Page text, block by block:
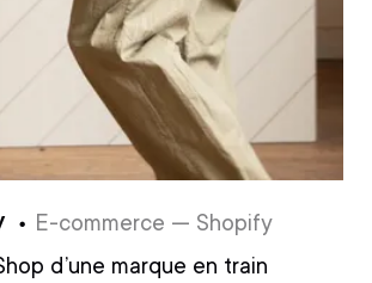
E-commerce — Shopify
d’une marque en train